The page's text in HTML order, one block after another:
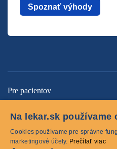
Spoznať výhody
Pre pacientov
Na lekar.sk používame
Cookies používame pre správne
marketingové účely. Prečítať viac